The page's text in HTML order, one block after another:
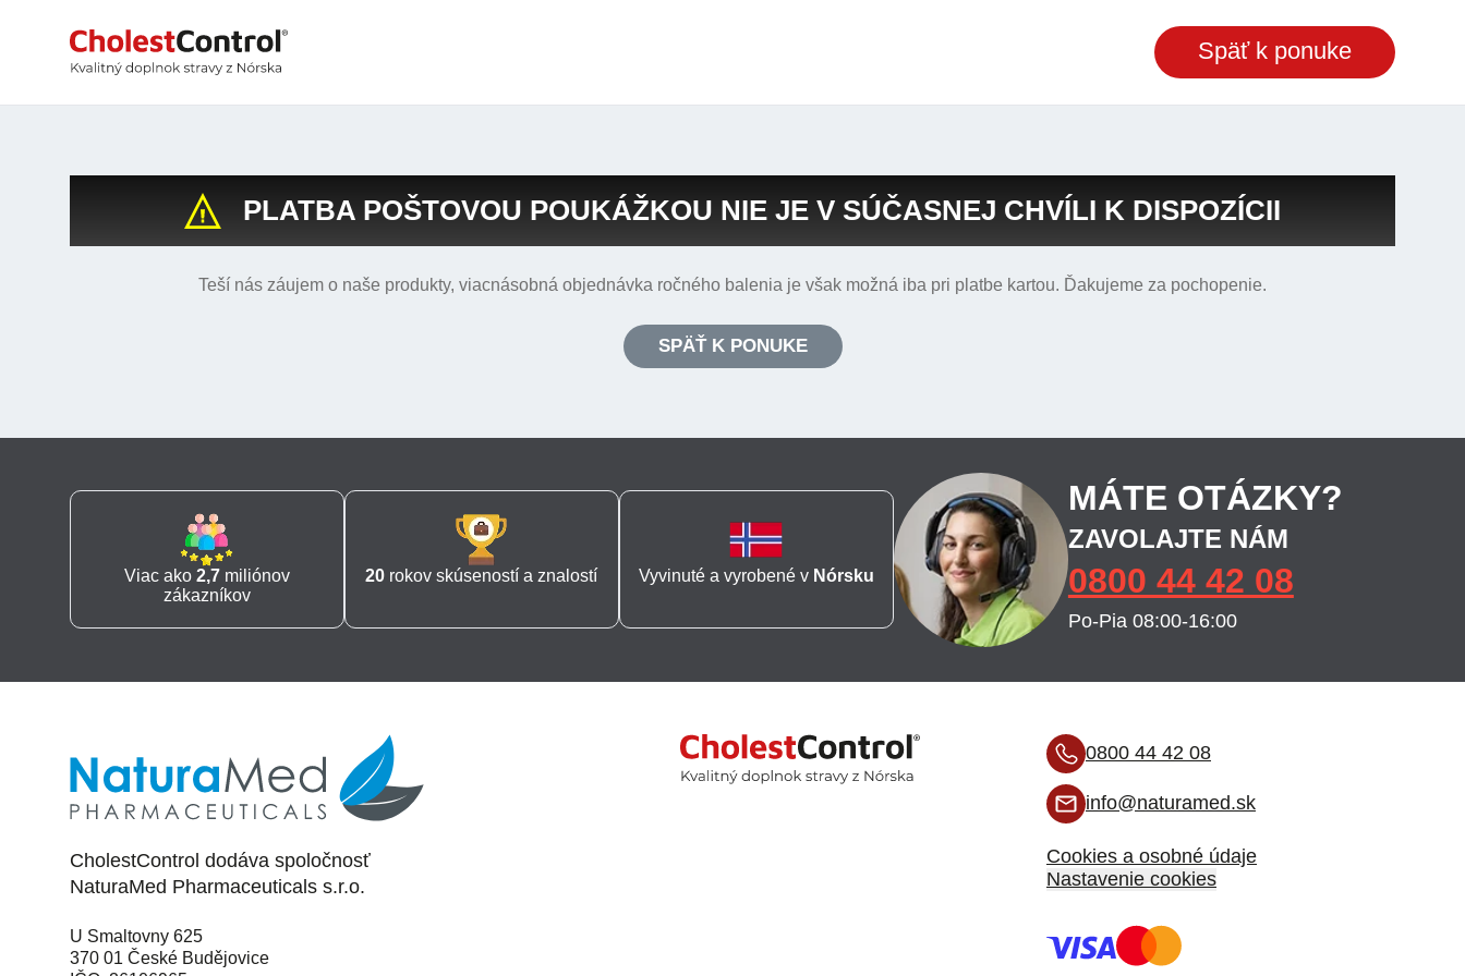
Späť k ponuke
PLATBA POŠTOVOU POUKÁŽKOU NIE JE V SÚČASNEJ CHVÍLI K DISPOZÍCII
Teší nás záujem o naše produkty, viacnásobná objednávka ročného balenia je však možná iba pri platbe kartou. Ďakujeme za pochopenie.
SPÄŤ K PONUKE
Viac ako 2,7miliónov
zákazníkov
20 rokov skúseností a znalostí Vyvinuté a vyrobené v Nórsku
MÁTE OTÁZKY?
ZAVOLAJTE NÁM
0800 44 42 08
Po-Pia 08:00-16:00
CholestControl dodáva spoločnosť
NaturaMed Pharmaceuticals s.r.o.
U Smaltovny 625
370 01 České Budějovice
0800 44 42 08
info@naturamed.sk
Cookies a osobné údaje
Nastavenie cookies